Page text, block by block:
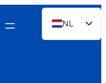
NL
EN